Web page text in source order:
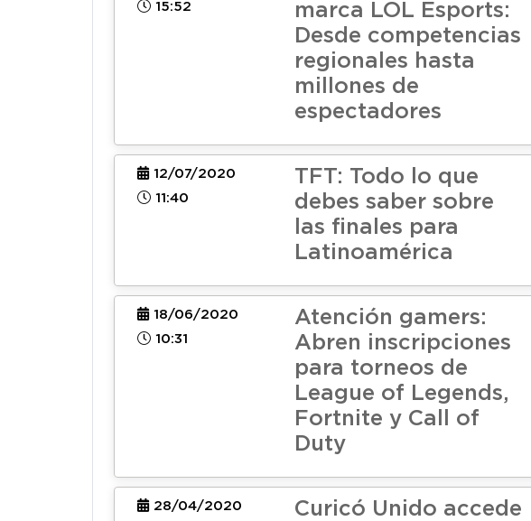
15:52
marca LOL Esports:
Desde competencias
regionales hasta
millones de
espectadores
12/07/2020
11:40
TFT: Todo lo que
debes saber sobre
las finales para
Latinoamérica
18/06/2020
10:31
Atención gamers:
Abren inscripciones
para torneos de
League of Legends,
Fortnite y Call of
Duty
28/04/2020
Curicó Unido accede